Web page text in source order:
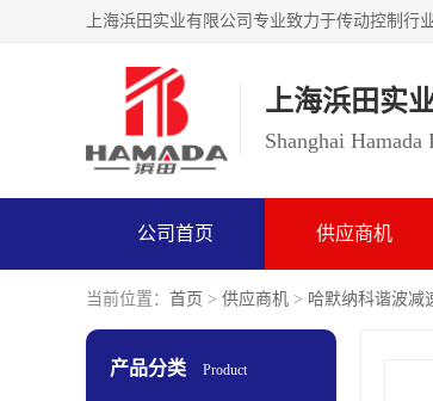
上海浜田实
Shanghai
公司首页 供应商机
当前位置： 首页 > 供应商机 > 哈默纳科谐波减
产品分类 Product